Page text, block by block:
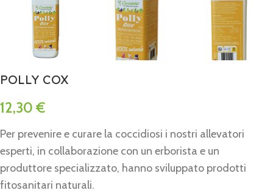
POLLY COX
12,30 €
Per prevenire e curare la coccidiosi i nostri allevatori
esperti, in collaborazione con un erborista e un
produttore specializzato, hanno sviluppato prodotti
fitosanitari naturali.